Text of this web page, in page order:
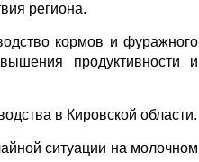
региона.
кормов и фуражного
продуктивности и
в Кировской области.
ситуации на молочном